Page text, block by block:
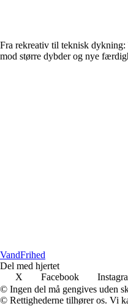
Fra rekreativ til teknisk
mod større dybder og nye
VandFrihed
Del med hjertet
X
Facebook
© Ingen del må gengives uden
© Rettighederne tilhører os. Vi